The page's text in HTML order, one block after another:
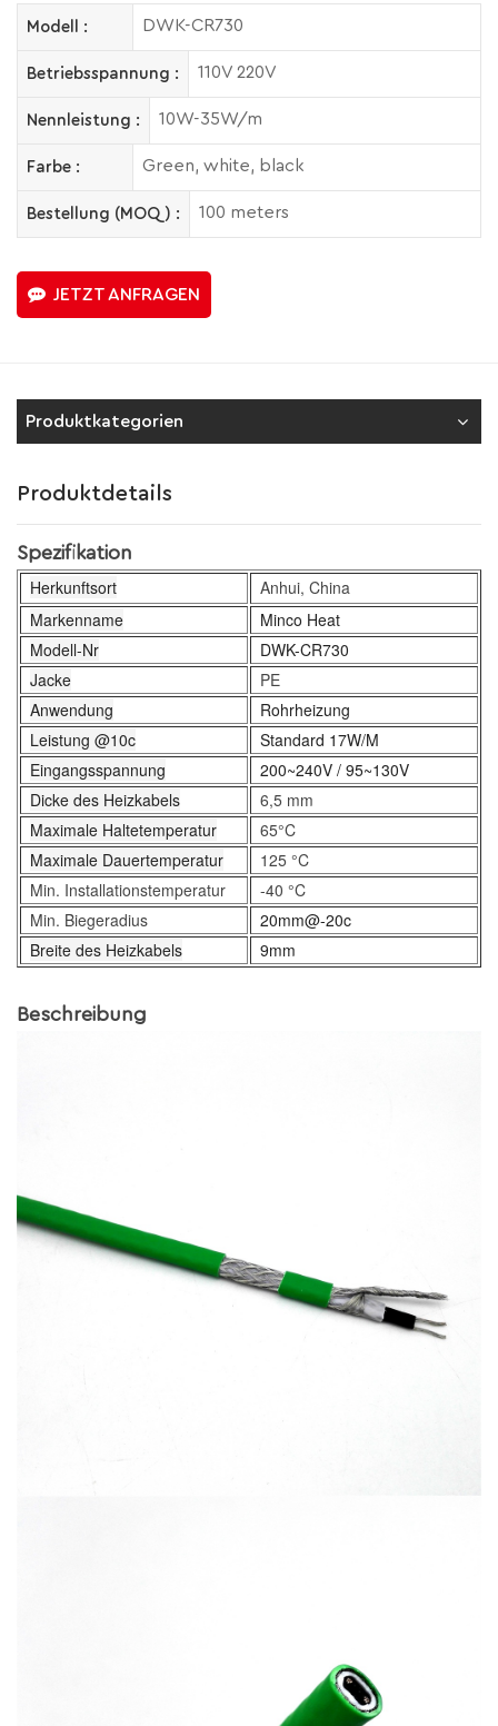
Modell : DWK-CR730
Betriebsspannung : 110V 220V
Nennleistung : 10W-35W/m
Farbe : Green, white, black
Bestellung (MOQ) : 100 meters
JETZT ANFRAGEN
Produktkategorien
Produktdetails
Spezifikation
Herkunftsort
Anhui, China
Markenname
Minco Heat
Modell-Nr
DWK-CR730
Jacke
PE
Anwendung
Rohrheizung
Leistung @10c
Standard 17W/M
Eingangsspannung
200~240V / 95~130V
Dicke des Heizkabels
6,5 mm
Maximale Haltetemperatur
65°C
Maximale Dauertemperatur
125 °C
Min. Installationstemperatur
-40 °C
Min. Biegeradius
20mm@-20c
Breite des Heizkabels
9mm
Beschreibung